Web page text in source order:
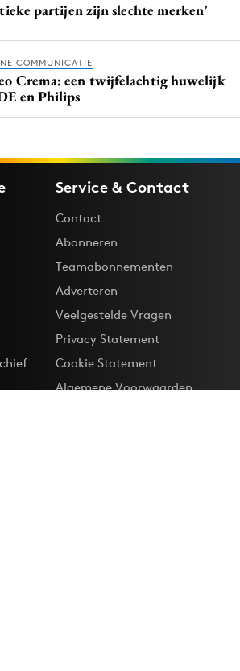
partijen zijn slechte merken'
COMMUNICATIE
Crema: een twijfelachtig huwelijk
en Philips
Service & Contact
Contact
Abonneren
Teamabonnementen
Adverteren
Veelgestelde Vragen
Privacy Statement
Cookie Statement
Algemene Voorwaarden